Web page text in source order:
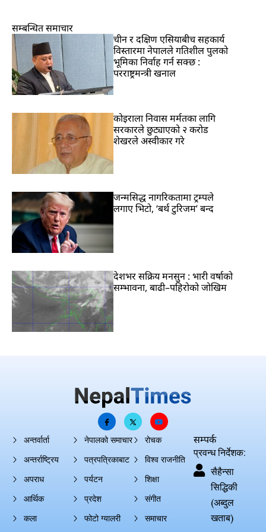
सम्बन्धित समाचार
चीन र दक्षिण एसियाबीच सहकार्य
विस्तारमा नेपालले गतिशील पुलको
भूमिका निर्वाह गर्न सक्छ :
परराष्ट्रमन्त्री खनाल
कोइराला निवास मर्मतका लागि
सरकारले छुट्याएको २ करोड
शेखरले अस्वीकार गरे
जन्मसिद्ध नागरिकतामा ट्रम्पले
लगाए भिटो, ‘बर्थ टुरिजम’ बन्द
देशभर सक्रिय मनसुन : भारी वर्षाको
सम्भावना, बाढी–पहिरोको जोखिम
अन्तर्वार्ता
अन्तर्राष्ट्रिय
अपराध
आर्थिक
कला
नेपालको समाचार
पत्रपत्रिकाबाट
पर्यटन
प्रदेश
फोटो ग्यालरी
रोचक
विश्व राजनीति
शिक्षा
संगीत
समाचार
सम्पर्क
प्रवन्ध निर्देशक:
सैहैन्सा
सिद्धिकी
(अब्दुल
खताब)